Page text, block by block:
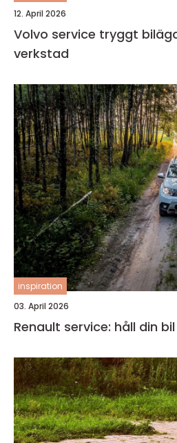
12. April 2026
Volvo service tryggt bilägande med rätt
verkstad
inspiration
03. April 2026
Renault service: håll din